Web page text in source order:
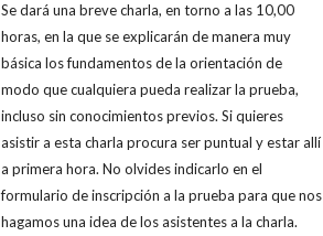
Se dará una breve charla, en torno a las 10,00
horas, en la que se explicarán de manera muy
básica los fundamentos de la orientación de
modo que cualquiera pueda realizar la prueba,
incluso sin conocimientos previos. Si quieres
asistir a esta charla procura ser puntual y estar allí
a primera hora. No olvides indicarlo en el
formulario de inscripción a la prueba para que nos
hagamos una idea de los asistentes a la charla.